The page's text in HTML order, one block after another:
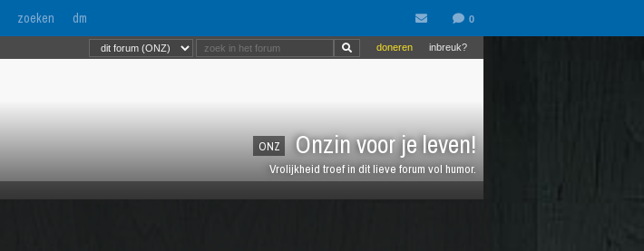
zoeken dm
ONZ Onzin voor je leven!
Vrolijkheid troef in dit lieve forum vol humor.
inbreuk?
doneren